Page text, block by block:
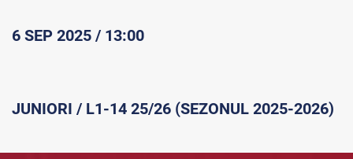
6 SEP 2025 / 13:00
JUNIORI / L1-14 25/26 (SEZONUL 2025-2026)